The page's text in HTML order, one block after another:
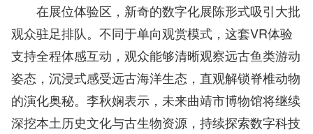
在展位体验区，新奇的数字化展陈形式吸引大批
观众驻足排队。不同于单向观赏模式，这套VR体验
支持全程体感互动，观众能够清晰观察远古鱼类游动
姿态，沉浸式感受远古海洋生态，直观解锁脊椎动物
的演化奥秘。李秋娴表示，未来曲靖市博物馆将继续
深挖本土历史文化与古生物资源，持续探索数字科技